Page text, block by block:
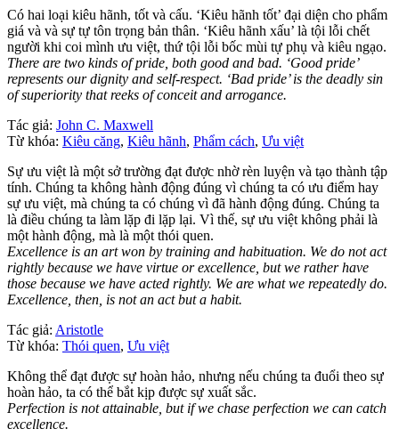
Có hai loại kiêu hãnh, tốt và cấu. ‘Kiêu hãnh tốt’ đại diện cho phẩm
giá và và sự tự tôn trọng bản thân. ‘Kiêu hãnh xấu’ là tội lỗi chết
người khi coi mình ưu việt, thứ tội lỗi bốc mùi tự phụ và kiêu ngạo.
There are two kinds of pride, both good and bad. ‘Good pride’
represents our dignity and self-respect. ‘Bad pride’ is the deadly sin
of superiority that reeks of conceit and arrogance.
Tác giả: John C. Maxwell
Từ khóa: Kiêu căng, Kiêu hãnh, Phẩm cách, Ưu việt
Sự ưu việt là một sở trường đạt được nhờ rèn luyện và tạo thành tập
tính. Chúng ta không hành động đúng vì chúng ta có ưu điểm hay
sự ưu việt, mà chúng ta có chúng vì đã hành động đúng. Chúng ta
là điều chúng ta làm lặp đi lặp lại. Vì thế, sự ưu việt không phải là
một hành động, mà là một thói quen.
Excellence is an art won by training and habituation. We do not act
rightly because we have virtue or excellence, but we rather have
those because we have acted rightly. We are what we repeatedly do.
Excellence, then, is not an act but a habit.
Tác giả: Aristotle
Từ khóa: Thói quen, Ưu việt
Không thể đạt được sự hoàn hảo, nhưng nếu chúng ta đuổi theo sự
hoàn hảo, ta có thể bắt kịp được sự xuất sắc.
Perfection is not attainable, but if we chase perfection we can catch
excellence.